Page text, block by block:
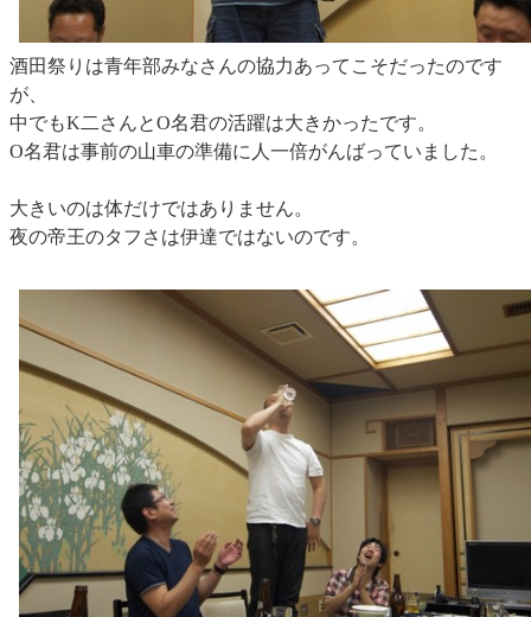
酒田祭りは青年部みなさんの協力あってこそだったのです
が、
中でもK二さんとO名君の活躍は大きかったです。
O名君は事前の山車の準備に人一倍がんばっていました。
大きいのは体だけではありません。
夜の帝王のタフさは伊達ではないのです。